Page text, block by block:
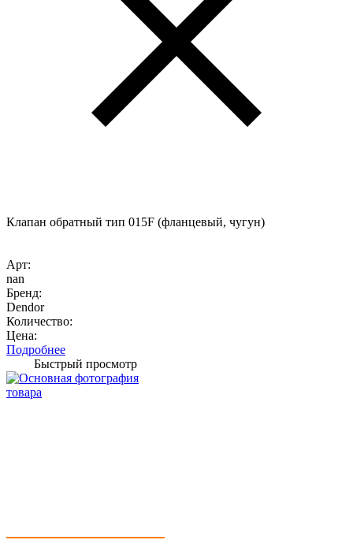
Клапан обратный тип 015F (фланцевый, чугун)
Арт:
nan
Бренд:
Dendor
Количество:
Цена:
Подробнее
Быстрый просмотр